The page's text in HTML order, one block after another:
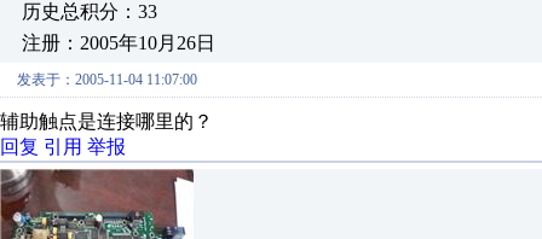
历史总积分：33
注册：2005年10月26日
发表于：2005-11-04 11:07:00
辅助触点是连接哪里的？
回复 引用 举报